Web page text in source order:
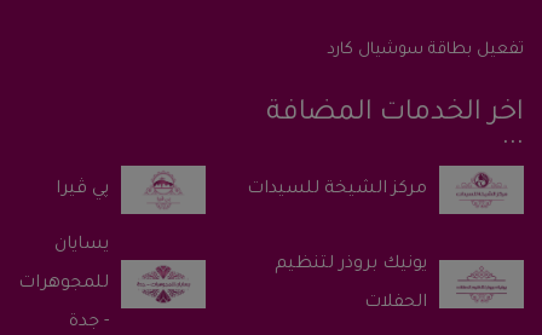
تفعيل بطاقة سوشيال كارد
اخر الخدمات المضافة
پي ڤيرا
يونيك بروذر لتنظيم
الحفلات
يسايان
للمجوهرات
- جدة